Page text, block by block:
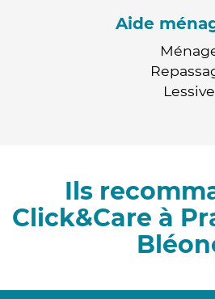
Aide
Lessive
Ils
Click&Care à